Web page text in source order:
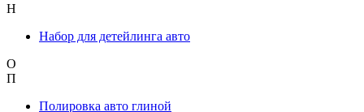
Н
Набор для детейлинга авто
О
П
Полировка авто глиной